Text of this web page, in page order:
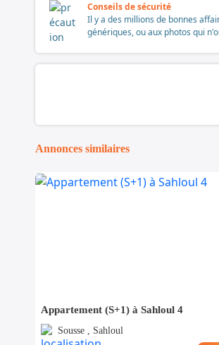
Conseils de sécurité
Il y a des millions de bonnes
génériques, ou aux photos qui
Annonces similaires
Appartement (S+1) à Sahloul 4
Sousse , Sahloul